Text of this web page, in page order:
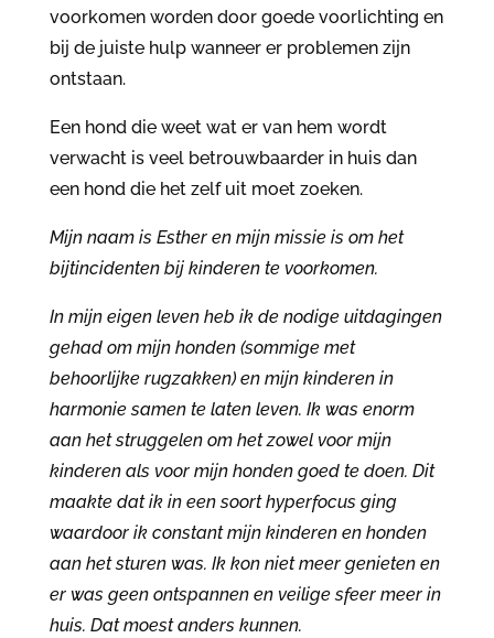
voorkomen worden door goede voorlichting en
bij de juiste hulp wanneer er problemen zijn
ontstaan.
Een hond die weet wat er van hem wordt
verwacht is veel betrouwbaarder in huis dan
een hond die het zelf uit moet zoeken.
Mijn naam is Esther en mijn missie is om het
bijtincidenten bij kinderen te voorkomen.
In mijn eigen leven heb ik de nodige uitdagingen
gehad om mijn honden (sommige met
behoorlijke rugzakken) en mijn kinderen in
harmonie samen te laten leven. Ik was enorm
aan het struggelen om het zowel voor mijn
kinderen als voor mijn honden goed te doen. Dit
maakte dat ik in een soort hyperfocus ging
waardoor ik constant mijn kinderen en honden
aan het sturen was. Ik kon niet meer genieten en
er was geen ontspannen en veilige sfeer meer in
huis. Dat moest anders kunnen.